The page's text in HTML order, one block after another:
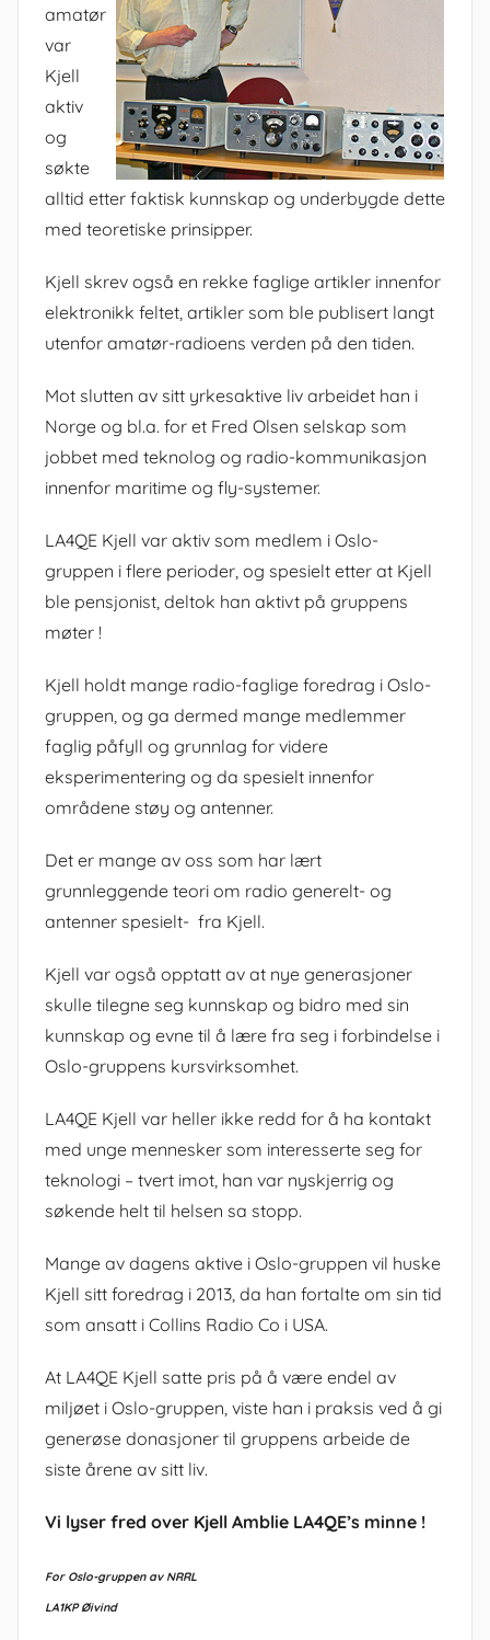
amatør
var
Kjell
aktiv
og
søkte
alltid etter faktisk kunnskap og underbygde dette
med teoretiske prinsipper.
Kjell skrev også en rekke faglige artikler innenfor
elektronikk feltet, artikler som ble publisert langt
utenfor amatør-radioens verden på den tiden.
Mot slutten av sitt yrkesaktive liv arbeidet han i
Norge og bl.a. for et Fred Olsen selskap som
jobbet med teknolog og radio-kommunikasjon
innenfor maritime og fly-systemer.
LA4QE Kjell var aktiv som medlem i Oslo-
gruppen i flere perioder, og spesielt etter at Kjell
ble pensjonist, deltok han aktivt på gruppens
møter !
Kjell holdt mange radio-faglige foredrag i Oslo-
gruppen, og ga dermed mange medlemmer
faglig påfyll og grunnlag for videre
eksperimentering og da spesielt innenfor
områdene støy og antenner.
Det er mange av oss som har lært
grunnleggende teori om radio generelt- og
antenner spesielt- fra Kjell.
Kjell var også opptatt av at nye generasjoner
skulle tilegne seg kunnskap og bidro med sin
kunnskap og evne til å lære fra seg i forbindelse i
Oslo-gruppens kursvirksomhet.
LA4QE Kjell var heller ikke redd for å ha kontakt
med unge mennesker som interesserte seg for
teknologi – tvert imot, han var nyskjerrig og
søkende helt til helsen sa stopp.
Mange av dagens aktive i Oslo-gruppen vil huske
Kjell sitt foredrag i 2013, da han fortalte om sin tid
som ansatt i Collins Radio Co i USA.
At LA4QE Kjell satte pris på å være endel av
miljøet i Oslo-gruppen, viste han i praksis ved å gi
generøse donasjoner til gruppens arbeide de
siste årene av sitt liv.
Vi lyser fred over Kjell Amblie LA4QE’s minne !
For Oslo-gruppen av NRRL
LA1KP Øivind